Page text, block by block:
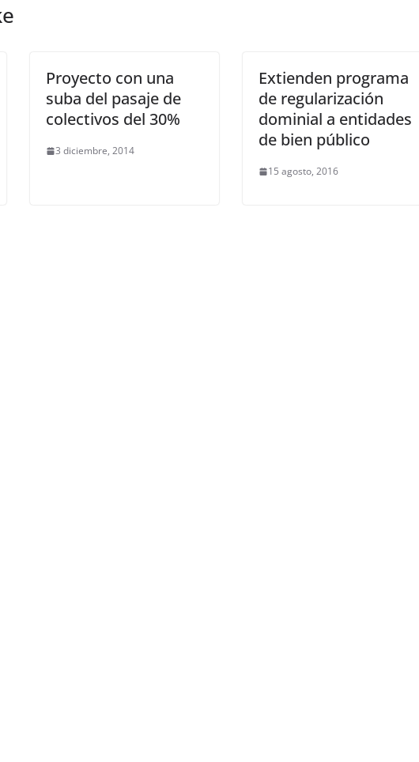
Proyecto con una
suba del pasaje de
colectivos del 30%
3 diciembre, 2014
Extienden programa
de regularización
dominial a entidades
de bien público
15 agosto, 2016